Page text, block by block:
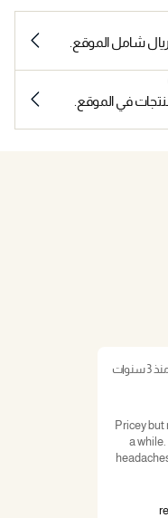
299 درهم/ريال شامل الموقع.
المنتجات في الموقع.
3 سنوات
Pricey but
a